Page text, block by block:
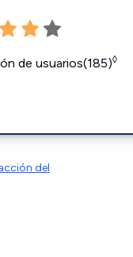
de usuarios(185)◊
del